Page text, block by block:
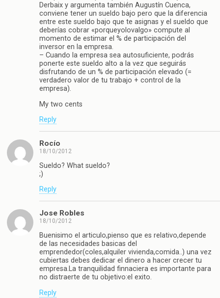
Derbaix y argumenta también Augustín Cuenca,
conviene tener un sueldo bajo pero que la diferencia
entre este sueldo bajo que te asignas y el sueldo que
deberías cobrar «porqueyolovalgo» compute al
momento de estimar el % de participación del
inversor en la empresa.
– Cuando la empresa sea autosuficiente, podrás
ponerte este sueldo alto a la vez que seguirás
disfrutando de un % de participación elevado (=
verdadero valor de tu trabajo + control de la
empresa).
My two cents
Reply
Rocío
18/10/2012
Sueldo? What sueldo?
;)
Reply
Jose Robles
18/10/2012
Buenisimo el articulo,pienso que es relativo,depende
de las necesidades basicas del
emprendedor(coles,alquiler vivienda,comida..) una vez
cubiertas debes dedicar el dinero a hacer crecer tu
empresa.La tranquilidad finnaciera es importante para
no distraerte de tu objetivo:el exito.
Reply